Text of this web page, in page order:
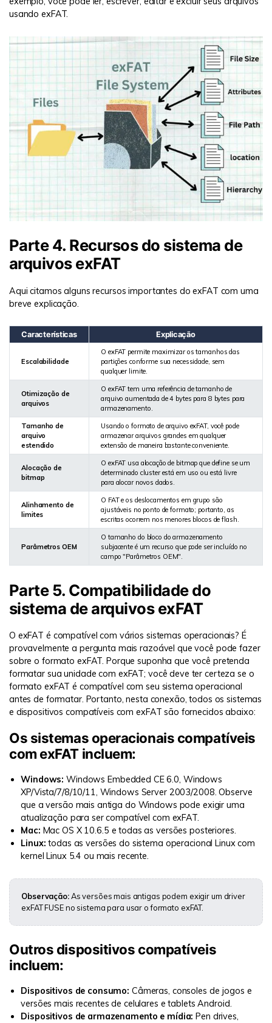
Reparo de fotos com IA
momentos preciosos com uma solução baseada em IA.
Vamos lá Teste Online
usando exFAT.
Parte 4. Recursos do sistema de
arquivos exFAT
Aqui citamos alguns recursos importantes do exFAT com uma
breve explicação.
Características Explicação
Escalabilidade
O exFAT permite maximizar os tamanhos das
partições conforme sua necessidade, sem
qualquer limite.
Otimização de
arquivos
O exFAT tem uma referência de tamanho de
arquivo aumentada de 4 bytes para 8 bytes para
armazenamento.
Tamanho de
arquivo
estendido
Usando o formato de arquivo exFAT, você pode
armazenar arquivos grandes em qualquer
extensão de maneira bastante conveniente.
Alocação de
bitmap
O exFAT usa alocação de bitmap que define se um
determinado cluster está em uso ou está livre
para alocar novos dados.
Alinhamento de
limites
O FAT e os deslocamentos em grupo são
ajustáveis no ponto de formato; portanto, as
escritas ocorrem nos menores blocos de flash.
Parâmetros OEM
O tamanho do bloco do armazenamento
subjacente é um recurso que pode ser incluído no
campo "Parâmetros OEM".
Parte 5. Compatibilidade do
sistema de arquivos exFAT
O exFAT é compatível com vários sistemas operacionais? É
provavelmente a pergunta mais razoável que você pode fazer
sobre o formato exFAT. Porque suponha que você pretenda
formatar sua unidade com exFAT; você deve ter certeza se o
formato exFAT é compatível com seu sistema operacional
antes de formatar. Portanto, nesta conexão, todos os sistemas
e dispositivos compatíveis com exFAT são fornecidos abaixo:
Os sistemas operacionais compatíveis
com exFAT incluem:
Windows: Windows Embedded CE 6.0, Windows
XP/Vista/7/8/10/11, Windows Server 2003/2008. Observe
que a versão mais antiga do Windows pode exigir uma
atualização para ser compatível com exFAT.
Mac: Mac OS X 10.6.5 e todas as versões posteriores.
Linux: todas as versões do sistema operacional Linux com
kernel Linux 5.4 ou mais recente.
Observação:As versões mais antigas podem exigir um driver
exFAT FUSE no sistema para usar o formato exFAT.
Outros dispositivos compatíveis
incluem:
Dispositivos de consumo: Câmeras, consoles de jogos e
versões mais recentes de celulares e tablets Android.
Dispositivos de armazenamento e mídia: Pen drives,